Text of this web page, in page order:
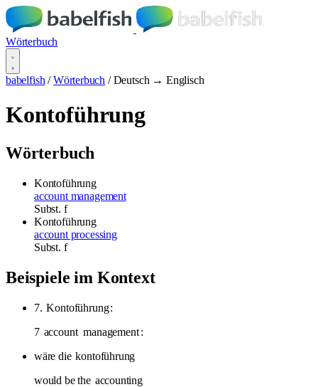
Wörterbuch
babelfish / Wörterbuch / Deutsch → Englisch
Kontoführung
Wörterbuch
Kontoführung
account management
Subst. f
Kontoführung
account processing
Subst. f
Beispiele im Kontext
7. Kontoführung:
7 account management :
wäre die kontoführung
would be the accounting